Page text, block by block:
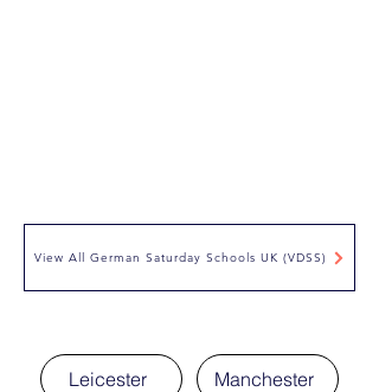
View All German Saturday Schools UK (VDSS)
Leicester Manchester